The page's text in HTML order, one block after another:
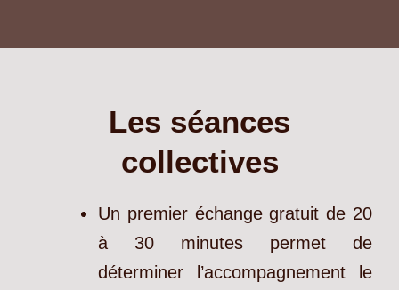
Les séances
collectives
Un premier échange gratuit de 20
à 30 minutes permet de
déterminer l’accompagnement le